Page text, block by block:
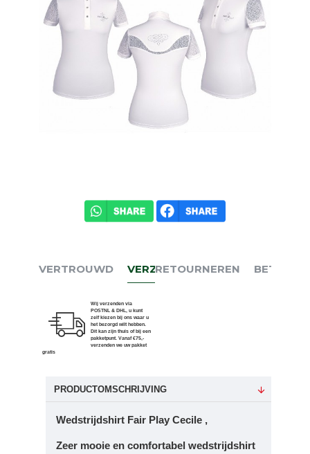
VERTROUWD VERZENDEN
Wij verzenden via
POSTNL & DHL, u kunt
zelf kiezen bij ons waar u
het bezorgd wilt hebben.
Dit kan zijn thuis of bij een
pakketpunt. Vanaf €75,-
verzenden we uw pakket
gratis
RETOURNEREN BETALEN
PRODUCTOMSCHRIJVING
Wedstrijdshirt Fair Play Cecile ,
Zeer mooie en comfortabel wedstrijdshirt